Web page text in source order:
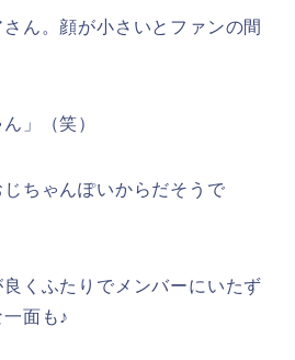
ん。顔が小さいとファンの間
」（笑）
ちゃんぽいからだそうで
くふたりでメンバーにいたず
面も♪